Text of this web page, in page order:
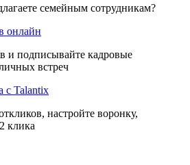
семейным сотрудникам?
онлайн
и подписывайте кадровые
встреч
с Talantix
настройте воронку,
клика